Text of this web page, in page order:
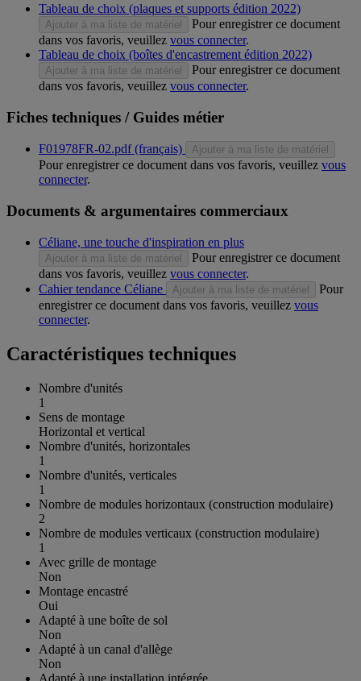
Tableau de choix (plaques et supports édition 2022)
Ajouter à ma liste de matériel
Pour enregistrer ce document
dans vos favoris, veuillez vous connecter.
Tableau de choix (boîtes d'encastrement édition 2022)
Ajouter à ma liste de matériel
Pour enregistrer ce document
dans vos favoris, veuillez vous connecter.
Fiches techniques / Guides métier
F01978FR-02.pdf (français) Ajouter à ma liste de matériel
Pour enregistrer ce document dans vos favoris, veuillez vous
connecter.
Documents & argumentaires commerciaux
Céliane, une touche d'inspiration en plus
Ajouter à ma liste de matériel
Pour enregistrer ce document
dans vos favoris, veuillez vous connecter.
Cahier tendance Céliane
Ajouter à ma liste de matériel
Pour
enregistrer ce document dans vos favoris, veuillez vous
connecter.
Caractéristiques techniques
Nombre d'unités
1
Sens de montage
Horizontal et vertical
Nombre d'unités, horizontales
1
Nombre d'unités, verticales
1
Nombre de modules horizontaux (construction modulaire)
2
Nombre de modules verticaux (construction modulaire)
1
Avec grille de montage
Non
Montage encastré
Oui
Adapté à une boîte de sol
Non
Adapté à un canal d'allège
Non
Adapté à une installation intégrée